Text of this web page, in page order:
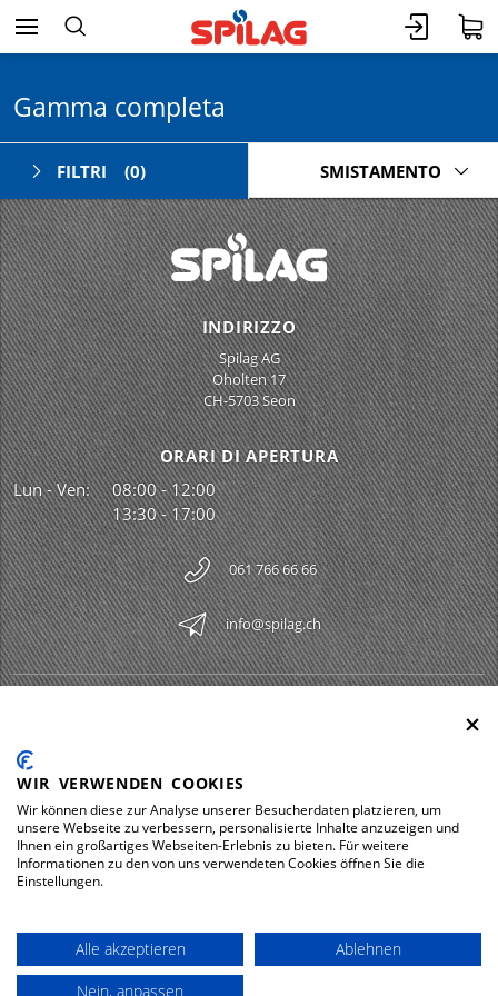
Gamma completa
FILTRI (0) SMISTAMENTO
INDIRIZZO
Spilag AG
Oholten 17
CH-5703 Seon
ORARI DI APERTURA
Lun - Ven:
08:00 - 12:00
13:30 - 17:00
061 766 66 66
info@spilag.ch
LEGAL
DOWNLOADS
© 2026 Spilag AG
WIR VERWENDEN COOKIES
Wir können diese zur Analyse unserer Besucherdaten platzieren, um
unsere Webseite zu verbessern, personalisierte Inhalte anzuzeigen und
Ihnen ein großartiges Webseiten-Erlebnis zu bieten. Für weitere
Informationen zu den von uns verwendeten Cookies öffnen Sie die
Einstellungen.
Alle akzeptieren
Ablehnen
Nein, anpassen